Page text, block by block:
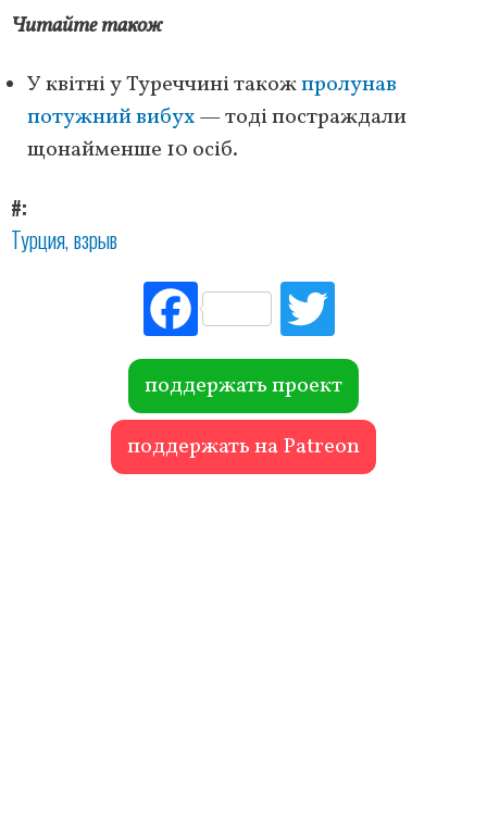
Читайте також
У квітні у Туреччині такожпролунав
потужний вибух— тоді постраждали
щонайменше 10 осіб.
#
Турция взрыв
Fac
ebo
ok r
поддержать проект
поддержать на Patreon